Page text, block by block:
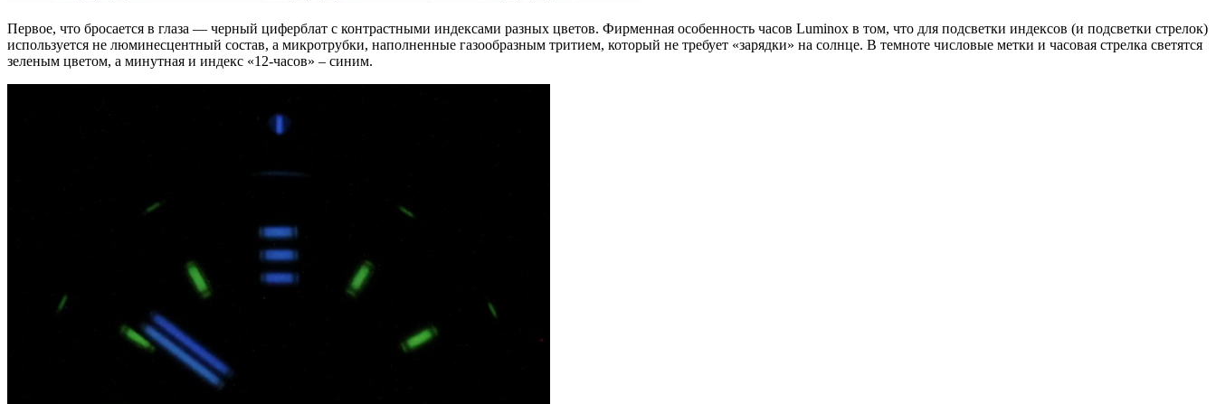
Первое, что бросается в глаза — черный циферблат с контрастными индексами разных цветов. Фирменная особенность часов Luminox в том, что для подсветки индексов (и подсветки стрелок)
используется не люминесцентный состав, а микротрубки, наполненные газообразным тритием, который не требует «зарядки» на солнце. В темноте числовые метки и часовая стрелка светятся
зеленым цветом, а минутная и индекс «12-часов» – синим.